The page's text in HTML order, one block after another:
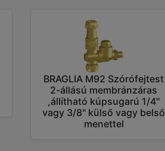
BRAGLIA M92 Szórófejtest
2-állású membránzáras
,állítható kúpsugarú 1/4"
vagy 3/8" külső vagy belső
menettel